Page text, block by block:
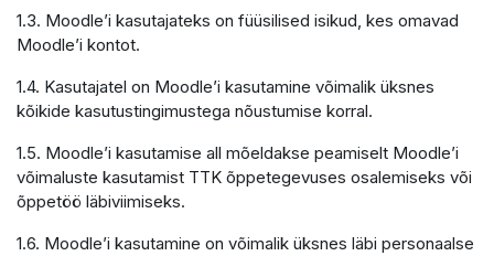
1.3. Moodle’i kasutajateks on füüsilised isikud, kes omavad
Moodle’i kontot.
1.4. Kasutajatel on Moodle’i kasutamine võimalik üksnes
kõikide kasutustingimustega nõustumise korral.
1.5. Moodle’i kasutamise all mõeldakse peamiselt Moodle’i
võimaluste kasutamist TTK õppetegevuses osalemiseks või
õppetöö läbiviimiseks.
1.6. Moodle’i kasutamine on võimalik üksnes läbi personaalse